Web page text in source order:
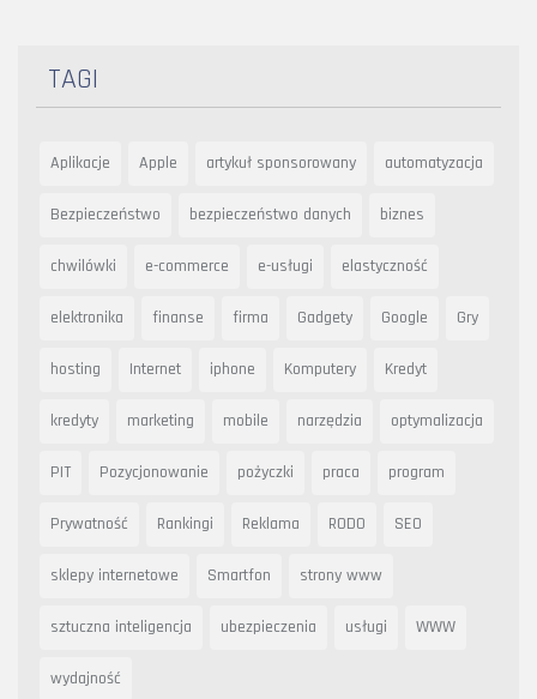
TAGI
Aplikacje Apple artykuł sponsorowany automatyzacja
Bezpieczeństwo bezpieczeństwo danych biznes
chwilówki e-commerce e-usługi elastyczność
elektronika finanse firma Gadgety Google Gry
hosting Internet iphone Komputery Kredyt
kredyty marketing mobile narzędzia optymalizacja
PIT Pozycjonowanie pożyczki praca program
Prywatność Rankingi Reklama RODO SEO
sklepy internetowe Smartfon strony www
sztuczna inteligencja ubezpieczenia usługi WWW
wydajność